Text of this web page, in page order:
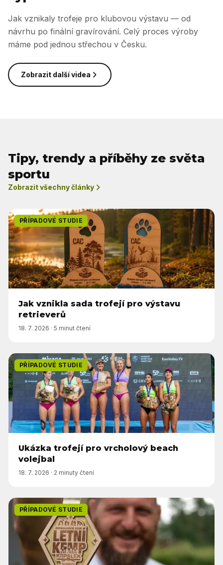
Jak vznikaly trofeje pro klubovou výstavu — od
návrhu po finální gravírování. Celý proces výroby
máme pod jednou střechou v Česku.
Zobrazit další videa
Tipy, trendy a příběhy ze světa
sportu
Zobrazit všechny články
PŘÍPADOVÉ STUDIE
Jak vznikla sada trofejí pro výstavu
retrieverů
18. 7. 2026 · 5 minut čtení
PŘÍPADOVÉ STUDIE
Ukázka trofejí pro vrcholový beach
volejbal
18. 7. 2026 · 2 minuty čtení
PŘÍPADOVÉ STUDIE